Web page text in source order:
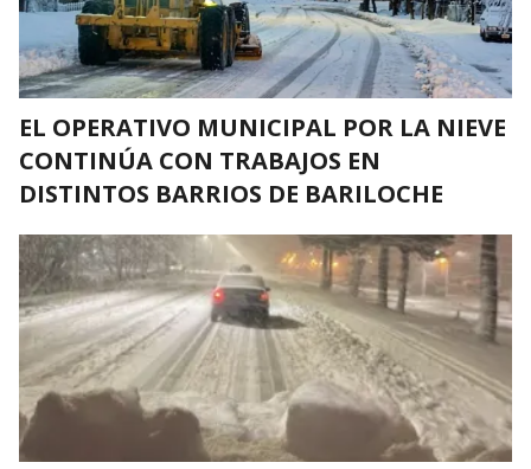
EL OPERATIVO MUNICIPAL POR LA NIEVE
CONTINÚA CON TRABAJOS EN
DISTINTOS BARRIOS DE BARILOCHE